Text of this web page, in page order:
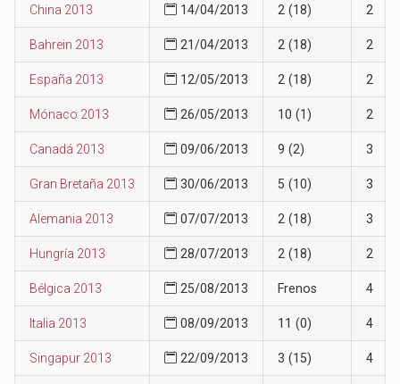
China 2013 14/04/2013 2 (18) 2
Bahrein 2013 21/04/2013 2 (18) 2
España 2013 12/05/2013 2 (18) 2
Mónaco 2013 26/05/2013 10 (1) 2
Canadá 2013 09/06/2013 9 (2) 3
Gran Bretaña 2013 30/06/2013 5 (10) 3
Alemania 2013 07/07/2013 2 (18) 3
Hungría 2013 28/07/2013 2 (18) 2
Bélgica 2013 25/08/2013 Frenos 4
Italia 2013 08/09/2013 11 (0) 4
Singapur 2013 22/09/2013 3 (15) 4